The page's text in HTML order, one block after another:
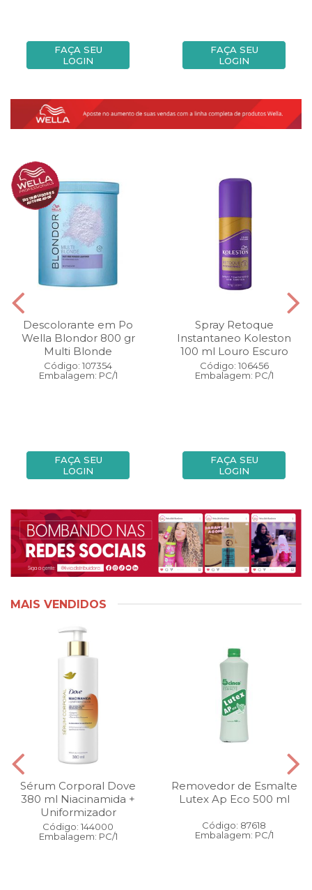
FAÇA SEU
LOGIN
FAÇA SEU
LOGIN
Descolorante em Po
Wella Blondor 800 gr
Multi Blonde
Código: 107354
Embalagem: PC/1
FAÇA SEU
LOGIN
Spray Retoque
Instantaneo Koleston
100 ml Louro Escuro
Código: 106456
Embalagem: PC/1
FAÇA SEU
LOGIN
MAIS VENDIDOS
Sérum Corporal Dove
380 ml Niacinamida +
Uniformizador
Código: 144000
Embalagem: PC/1
Removedor de Esmalte
Lutex Ap Eco 500 ml
Código: 87618
Embalagem: PC/1